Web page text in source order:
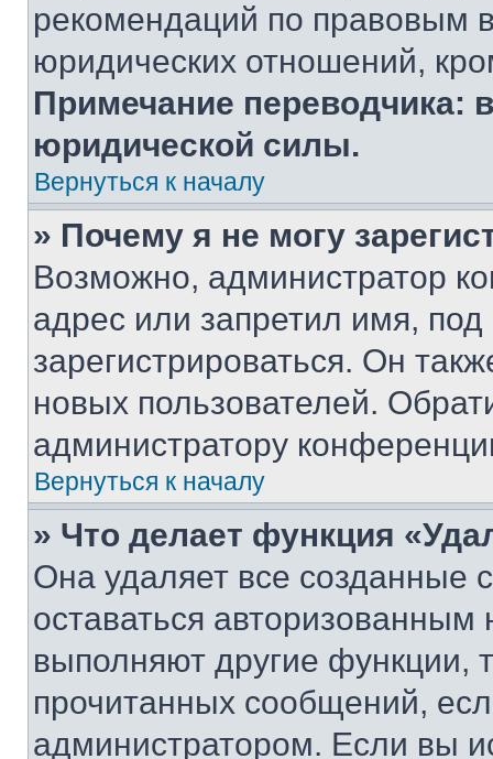
рекомендаций по правовым
юридических отношений,
Примечание переводчика:
юридической силы.
Вернуться к началу
» Почему я не могу
Возможно, администратор
адрес или запретил имя,
зарегистрироваться. Он
новых пользователей.
администратору
Вернуться к началу
» Что делает функция
Она удаляет все созданные
оставаться
выполняют другие функции,
прочитанных сообщений,
администратором. Если вы